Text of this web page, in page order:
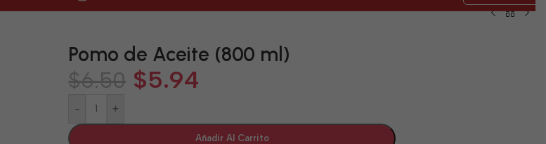
Pomo de Aceite (800 ml)
$6.50 $5.94
- +
Añadir Al Carrito